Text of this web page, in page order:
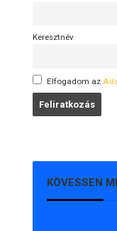
Keresztnév
Elfogadom az
KÖVESSEN